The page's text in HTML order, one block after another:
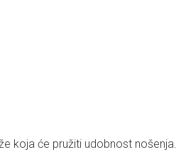
koja će pružiti udobnost nošenja.